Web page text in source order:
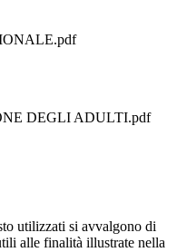
DEGLI ADULTI.pdf
utilizzati si avvalgono di
alle finalità illustrate nella